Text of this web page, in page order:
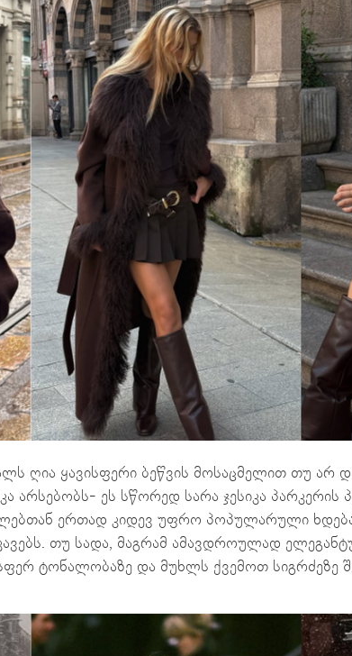
ღია ყავისფერი ბეწვის მოსაცმელით თუ არ
არსებობს- ეს სწორედ სარა ჯესიკა პარკერის
ერთად კიდევ უფრო პოპულარული ხდება
თუ სადა, მაგრამ ამავდროულად
ტონალობაზე და მუხლს ქვემოთ სიგრძეზე